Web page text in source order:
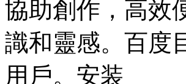
協助創作，高效
識和靈感。百度
用戶。安装